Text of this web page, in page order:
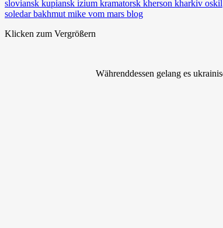
Klicken zum Vergrößern
Währenddessen gelang es